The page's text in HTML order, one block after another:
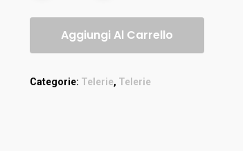
Aggiungi Al Carrello
Categorie: Telerie, Telerie